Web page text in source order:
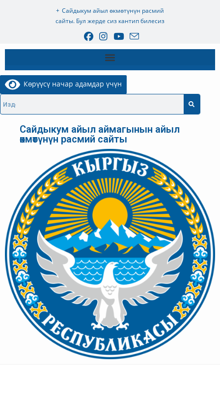
Сайдыкум айыл өкмөтүнүн расмий
сайты. Бул жерде сиз кантип билесиз
Сайдыкум айыл аймагынын айыл
өкмөтүнүн расмий сайты
Көрүүсү начар адамдар үчүн